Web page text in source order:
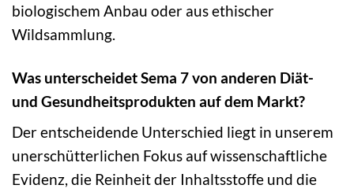
biologischem Anbau oder aus ethischer
Wildsammlung.
Was unterscheidet Sema 7 von anderen Diät-
und Gesundheitsprodukten auf dem Markt?
Der entscheidende Unterschied liegt in unserem
unerschütterlichen Fokus auf wissenschaftliche
Evidenz, die Reinheit der Inhaltsstoffe und die